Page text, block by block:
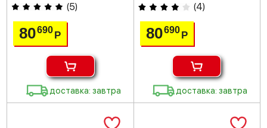
(5)
80690Р
доставка: завтра
(4)
80690 Р
доставка: завтра